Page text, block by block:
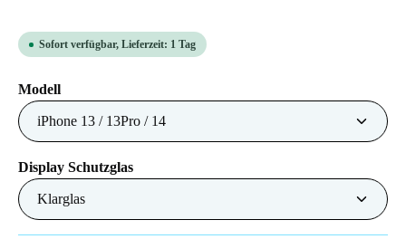
Sofort verfügbar, Lieferzeit: 1 Tag
Modellauswählen
Display Schutzglasauswählen